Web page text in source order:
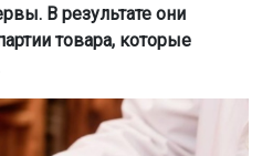
В результате они
товара, которые